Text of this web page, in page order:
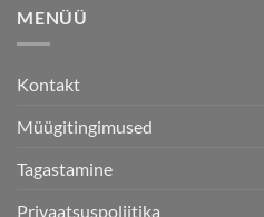
MENÜÜ
Kontakt
Müügitingimused
Tagastamine
Privaatsuspoliitika